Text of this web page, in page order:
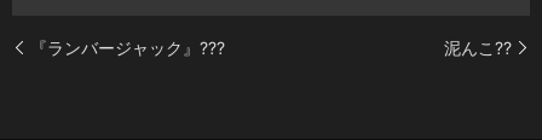
『ランバージャック』??? 泥んこ??